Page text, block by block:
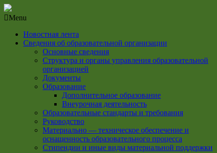
Menu
Новостная лента
Сведения об образовательной организации
Основные сведения
Структура и органы управления образовательной
организацией
Документы
Образование
Дополнительное образование
Внеурочная деятельность
Образовательные стандарты и требования
Руководство
Материально — техническое обеспечение и
оснащенность образовательного процесса
Стипендии и иные виды материальной поддержки